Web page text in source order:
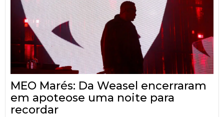
MEO Marés: Da Weasel encerraram
em apoteose uma noite para
recordar